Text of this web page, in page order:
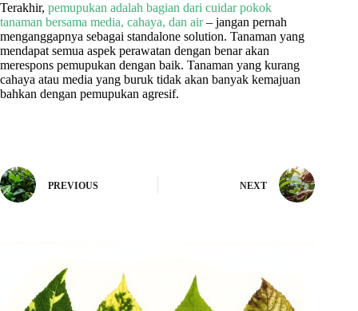
Terakhir, pemupukan adalah bagian dari cuidar pokok
tanaman bersama media, cahaya, dan air– jangan pernah
menganggapnya sebagai standalone solution. Tanaman yang
mendapat semua aspek perawatan dengan benar akan
merespons pemupukan dengan baik. Tanaman yang kurang
cahaya atau media yang buruk tidak akan banyak kemajuan
bahkan dengan pemupukan agresif.
PREVIOUS NEXT